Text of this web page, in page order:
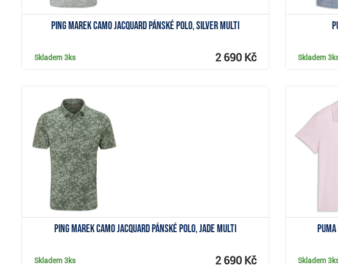
PING Marek Camo Jacquard pánské polo, silver multi
Skladem3ks 2 690 Kč Skladem
PING Marek Camo Jacquard pánské polo, jade multi
Skladem3ks 2 690 Kč Skladem